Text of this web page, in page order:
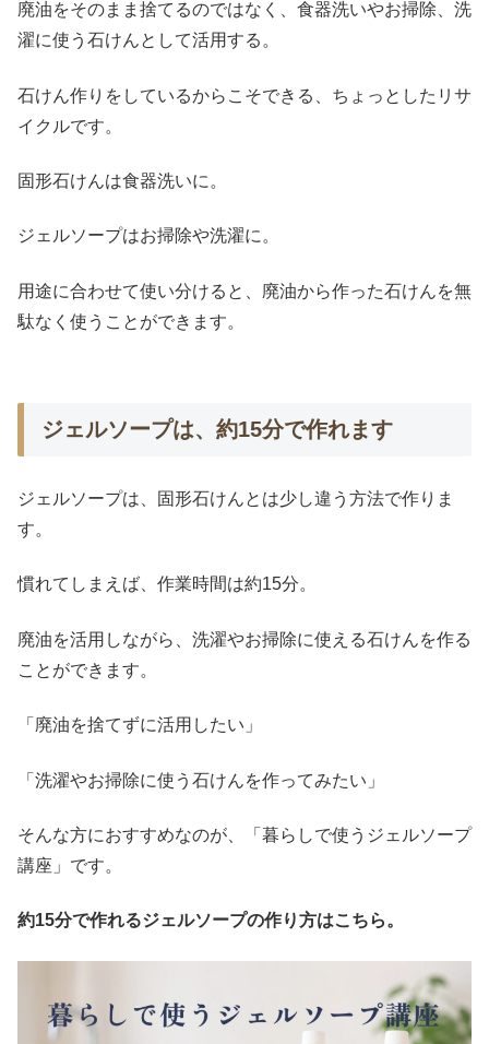
廃油をそのまま捨てるのではなく、食器洗いやお掃除、洗
濯に使う石けんとして活用する。
石けん作りをしているからこそできる、ちょっとしたリサ
イクルです。
固形石けんは食器洗いに。
ジェルソープはお掃除や洗濯に。
用途に合わせて使い分けると、廃油から作った石けんを無
駄なく使うことができます。
ジェルソープは、約15分で作れます
ジェルソープは、固形石けんとは少し違う方法で作りま
す。
慣れてしまえば、作業時間は約15分。
廃油を活用しながら、洗濯やお掃除に使える石けんを作る
ことができます。
「廃油を捨てずに活用したい」
「洗濯やお掃除に使う石けんを作ってみたい」
そんな方におすすめなのが、「暮らしで使うジェルソープ
講座」です。
約15分で作れるジェルソープの作り方はこちら。